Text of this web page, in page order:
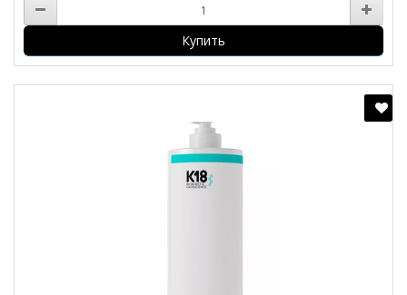
Купить